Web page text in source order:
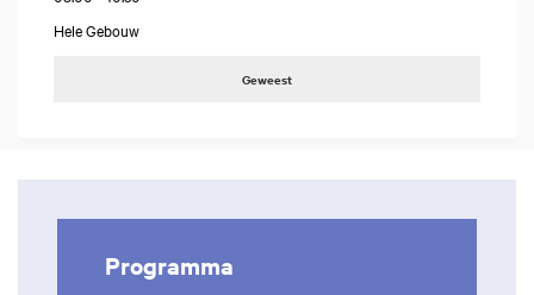
Hele Gebouw
Geweest
Programma